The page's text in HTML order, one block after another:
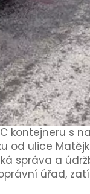
kontejneru s
od ulice
správa a
úřad,